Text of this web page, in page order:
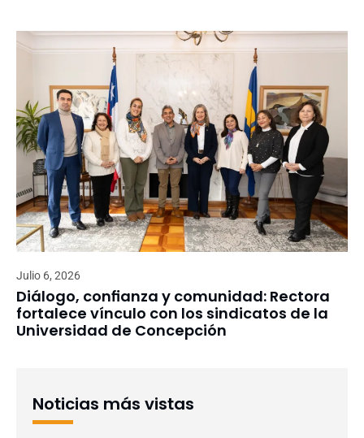
Julio 6, 2026
Diálogo, confianza y comunidad: Rectora
fortalece vínculo con los sindicatos de la
Universidad de Concepción
Noticias más vistas